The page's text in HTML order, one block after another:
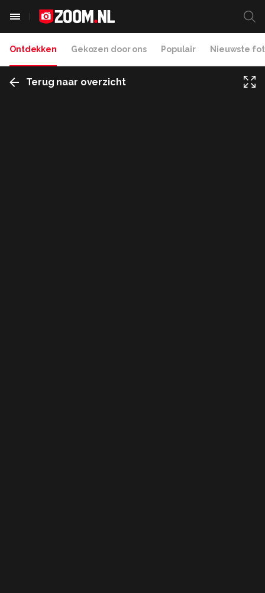
Ontdekken Gekozen door ons Populair Nieuwste
Terug naar overzicht